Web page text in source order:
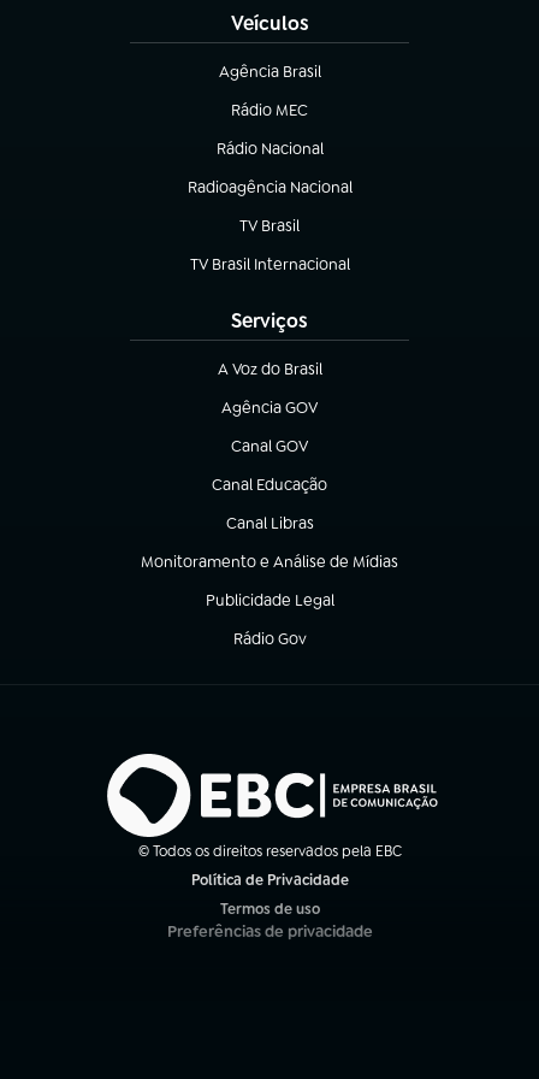
Veículos
Agência Brasil
(abre em nova aba)
Rádio MEC
(abre em nova aba)
Rádio Nacional
Radioagência Nacional
(abre em nova aba)
TV Brasil
(abre em nova aba)
TV Brasil Internacional
(abre em nova aba)
Serviços
A Voz do Brasil
(abre em nova aba)
Agência GOV
(abre em nova aba)
Canal GOV
(abre em nova aba)
Canal Educação
(abre em nova aba)
Canal Libras
(abre em nova aba)
Monitoramento e Análise de Mídias
(abre em nova aba)
Publicidade Legal
(abre em nova aba)
Rádio Gov
(abre em nova aba)
© Todos os direitos reservados pela EBC
Política de Privacidade
Termos de uso
(abre em nova aba)
Preferências de privacidade